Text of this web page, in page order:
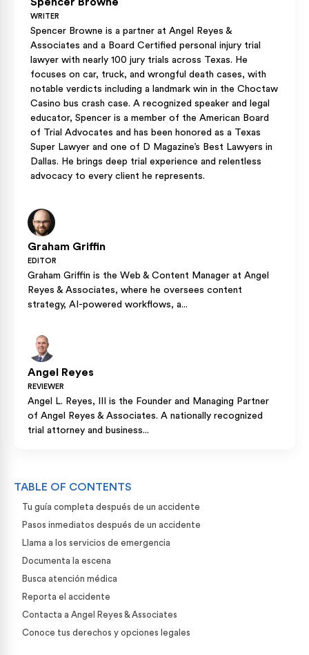
WRITER
Spencer Browne is a partner at Angel Reyes &
Associates and a Board Certified personal injury trial
lawyer with nearly 100 jury trials across Texas. He
focuses on car, truck, and wrongful death cases, with
notable verdicts including a landmark win in the Choctaw
Casino bus crash case. A recognized speaker and legal
educator, Spencer is a member of the American Board
of Trial Advocates and has been honored as a Texas
Super Lawyer and one of D Magazine’s Best Lawyers in
Dallas. He brings deep trial experience and relentless
advocacy to every client he represents.
Graham Griffin
EDITOR
Graham Griffin is the Web & Content Manager at Angel
Reyes & Associates, where he oversees content
strategy, AI-powered workflows, a...
Angel Reyes
REVIEWER
Angel L. Reyes, III is the Founder and Managing Partner
of Angel Reyes & Associates. A nationally recognized
trial attorney and business...
TABLE OF CONTENTS
Tu guía completa después de un accidente
Pasos inmediatos después de un accidente
Llama a los servicios de emergencia
Documenta la escena
Busca atención médica
Reporta el accidente
Contacta a Angel Reyes & Associates
Conoce tus derechos y opciones legales